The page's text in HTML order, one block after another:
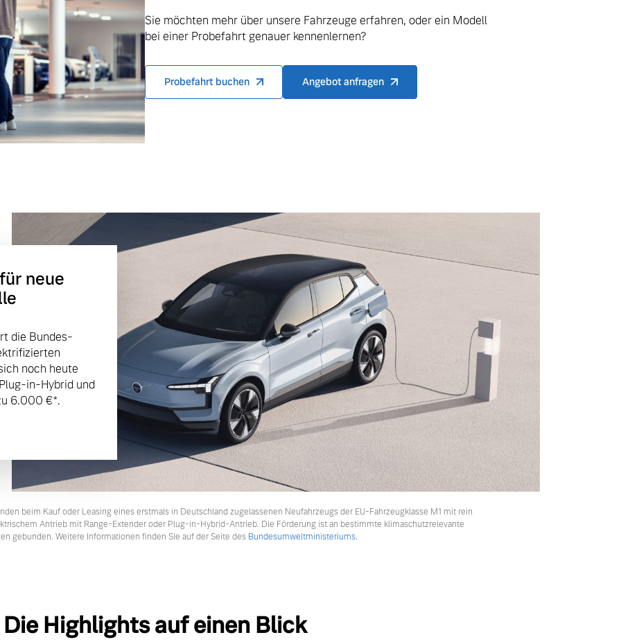
Sie möchten mehr über unsere Fahrzeuge erfahren, oder ein Modell
bei einer Probefahrt genauer kennenlernen?
Probefahrt buchen Angebot anfragen
neue
die Bundes-
noch heute
in-Hybrid und
6.000 €⁠*.
beim Kauf oder Leasing eines erstmals in Deutschland zugelassenen Neufahrzeugs der EU-Fahrzeugklasse M1 mit rein
Antrieb mit Range-Extender oder Plug-in-Hybrid-Antrieb. Die Förderung ist an bestimmte klimaschutzrelevante
gebunden. Weitere Informationen finden Sie auf der Seite des Bundesumweltministeriums.
Die Highlights auf einen Blick